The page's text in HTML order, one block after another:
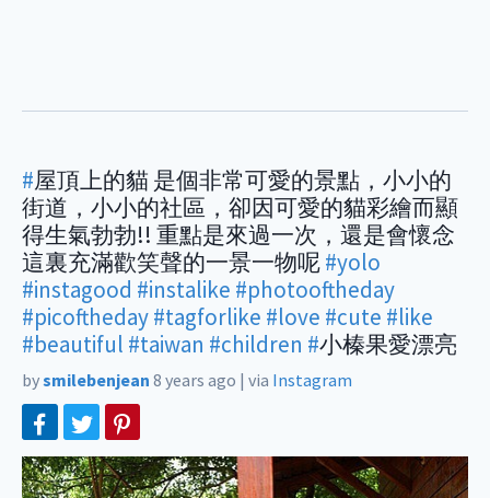
#屋頂上的貓 是個非常可愛的景點，小小的
街道，小小的社區，卻因可愛的貓彩繪而顯
得生氣勃勃!! 重點是來過一次，還是會懷念
這裏充滿歡笑聲的一景一物呢#yolo
#instagood #instalike #photooftheday
#picoftheday#tagforlike #love #cute #like
#beautiful #taiwan #children #小榛果愛漂亮
bysmilebenjean 8 years ago | via Instagram